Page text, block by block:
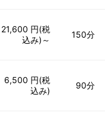
21,600 円(税
込み)～
150分
6,500 円(税
込み)
90分